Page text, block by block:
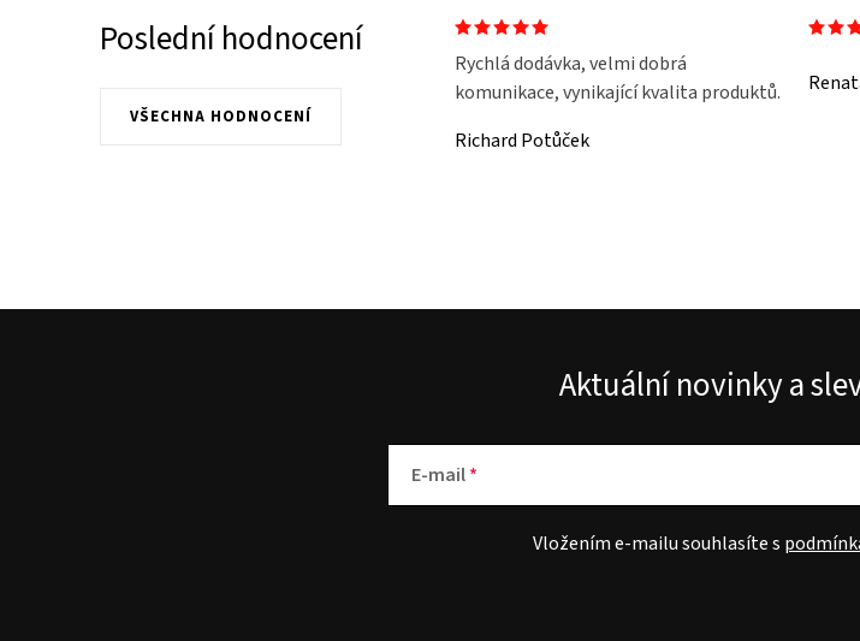
Poslední hodnocení
VŠECHNA HODNOCENÍ
Rychlá dodávka, velmi dobrá
komunikace, vynikající kvalita produktů.
Richard Potůček
Aktuální novinky a
E-mail
Vložením e-mailu souhlasíte s